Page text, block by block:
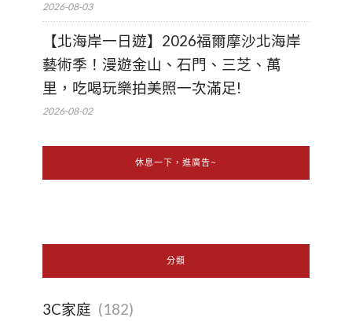
2026-08-03
【北海岸一日遊】2026福爾摩沙北海岸
藝術季！漫遊金山、石門、三芝、萬
里，吃喝玩樂拍美照一次滿足!
2026-08-02
休息一下，進廣告~
分類
3C家庭 (182)